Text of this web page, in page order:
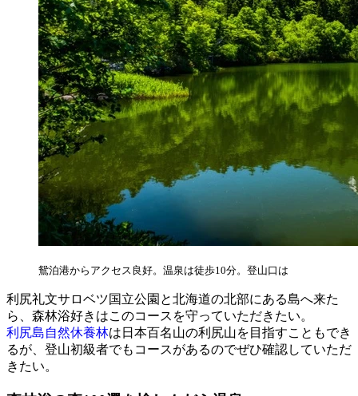
鴛泊港からアクセス良好。温泉は徒歩10分。登山口は
利尻礼文サロベツ国立公園と北海道の北部にある島へ来た
ら、森林浴好きはこのコースを守っていただきたい。
利尻島自然休養林は日本百名山の利尻山を目指すこともでき
るが、登山初級者でもコースがあるのでぜひ確認していただ
きたい。